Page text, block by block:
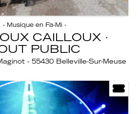
- Musique en Fa-Mi -
CAILLOUX ·
PUBLIC
- 55430 Belleville-Sur-Meuse